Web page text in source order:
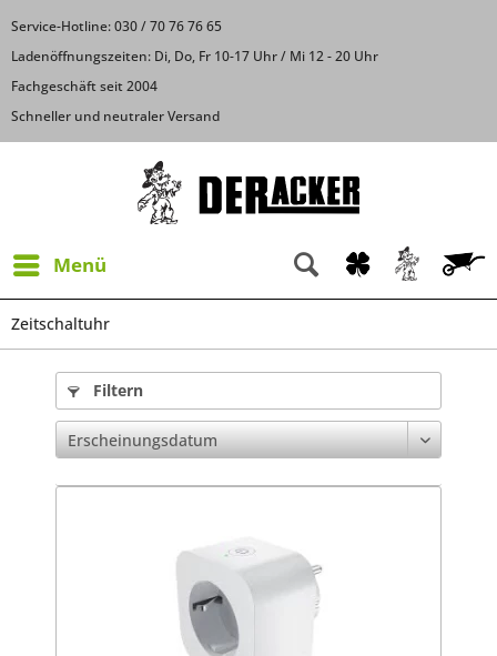
Service-Hotline: 030 / 70 76 76 65
Ladenöffnungszeiten: Di, Do, Fr 10-17 Uhr / Mi 12 - 20 Uhr
Fachgeschäft seit 2004
Schneller und neutraler Versand
Menü
Zeitschaltuhr
Filtern